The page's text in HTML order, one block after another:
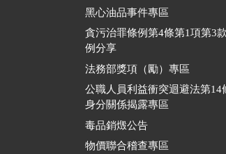
黑心油品事件專區
貪污治罪條例第4條第1項第3
例分享
法務部獎項（勵）專區
公職人員利益衝突迴避法第14
身分關係揭露專區
毒品銷燬公告
物價聯合稽查專區